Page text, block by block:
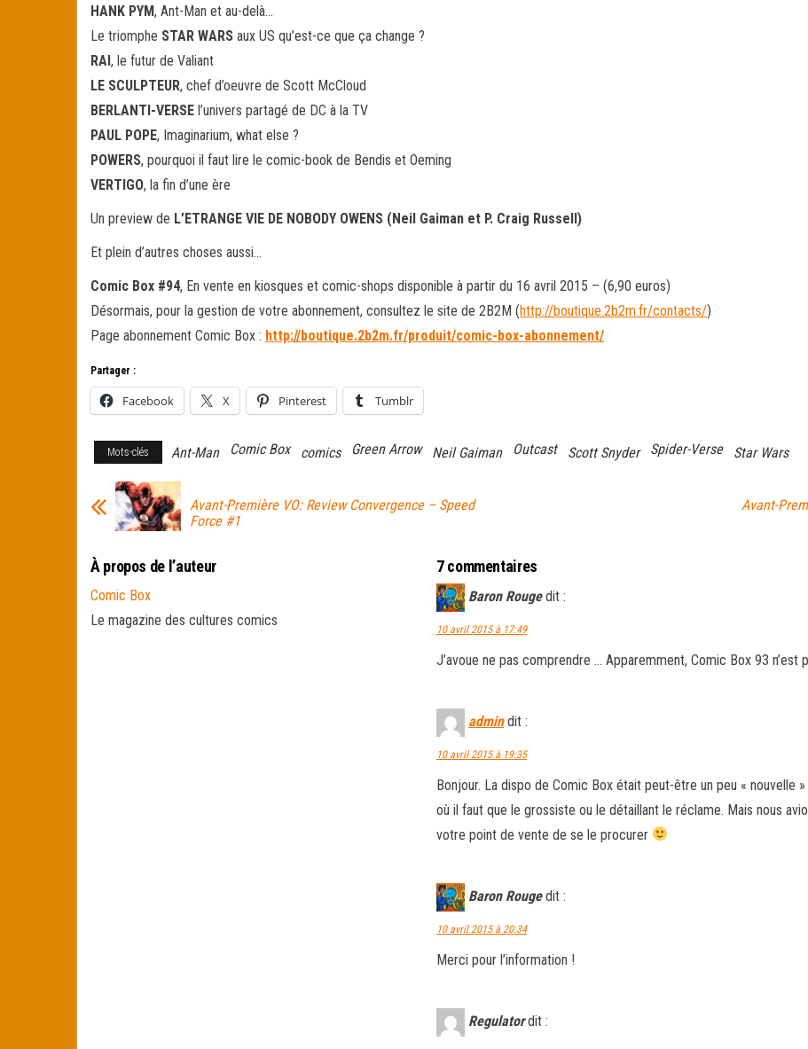
HANK PYM, Ant-Man et au-delà…
Le triomphe STAR WARS aux US qu’est-ce que ça change ?
RAI, le futur de Valiant
LE SCULPTEUR, chef d’oeuvre de Scott McCloud
BERLANTI-VERSE l’univers partagé de DC à la TV
PAUL POPE, Imaginarium, what else ?
POWERS, pourquoi il faut lire le comic-book de Bendis et Oeming
VERTIGO, la fin d’une ère
Un preview de L’ETRANGE VIE DE NOBODY OWENS (Neil Gaiman et P. Craig Russell)
Et plein d’autres choses aussi…
Comic Box #94, En vente en kiosques et comic-shops disponible à partir du 16 avril 2015 – (6,90 euros)
Désormais, pour la gestion de votre abonnement, consultez le site de 2B2M (http://boutique.2b2m.fr/contacts/)
Page abonnement Comic Box : http://boutique.2b2m.fr/produit/comic-box-abonnement/
Partager :
Facebook X Pinterest Tumblr
Mots-clés Ant-Man Comic Box comics Green Arrow Neil Gaiman Outcast Scott Snyder Spider-Verse Star Wars
Avant-Première VO: Review Convergence – Speed
Force #1
Avant-
À propos de l’auteur
Comic Box
Le magazine des cultures comics
7 commentaires
Baron Rouge dit :
10 avril 2015 à 17:49
J’avoue ne pas comprendre … Apparemment, Comic Box 93 n’est
admin dit :
10 avril 2015 à 19:35
Bonjour. La dispo de Comic Box était peut-être un peu « nouvelle
où il faut que le grossiste ou le détaillant le réclame. Mais nous
votre point de vente de se le procurer
Baron Rouge dit :
10 avril 2015 à 20:34
Merci pour l’information !
Regulator dit :